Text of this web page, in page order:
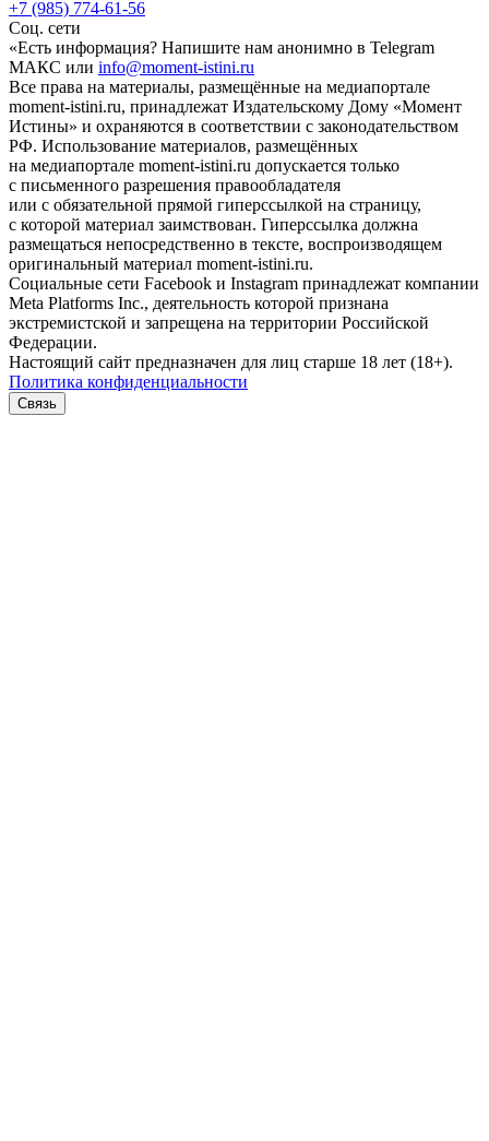
+7 (985) 774-61-56
Соц. сети
«Есть информация? Напишите нам анонимно в Telegram
МАКС или info@moment-istini.ru
Все права на материалы, размещённые на медиапортале
moment-istini.ru, принадлежат Издательскому Дому «Момент
Истины» и охраняются в соответствии с законодательством
РФ. Использование материалов, размещённых
на медиапортале moment-istini.ru допускается только
с письменного разрешения правообладателя
или с обязательной прямой гиперссылкой на страницу,
с которой материал заимствован. Гиперссылка должна
размещаться непосредственно в тексте, воспроизводящем
оригинальный материал moment-istini.ru.
Социальные сети Facebook и Instagram принадлежат компании
Meta Platforms Inc., деятельность которой признана
экстремистской и запрещена на территории Российской
Федерации.
Настоящий сайт предназначен для лиц старше 18 лет (18+).
Политика конфиденциальности
Связь